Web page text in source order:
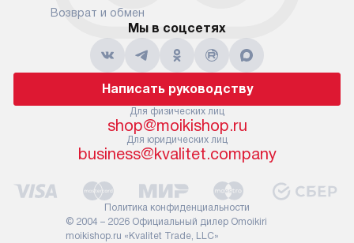
предварительно обсудите это
с нашим менеджером. Эта
подлежит оплате. Важно
помнить, что если размеры
прибора не позволяют его
проходу через дверной проем,
сотрудники транспортной
службы не имеют права
демонтировать дверцы, ручки
или другие выступающие
элементы, так как это может
повлиять на гарантийное
обслуживание в будущем.
требуется
Возврат и обмен
Мы в соцсетях
Написать руководству
Для физических лиц
shop@moikishop.ru
Для юридических лиц
business@kvalitet.company
© 2004 – 2026 Официальный дилер Omoikiri
moikishop.ru «Kvalitet Trade, LLC»
Политика конфиденциальности